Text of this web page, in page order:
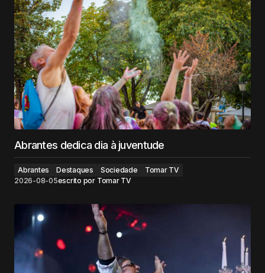
Abrantes dedica dia à juventude
Abrantes Destaques Sociedade
Tomar TV
2026-08-05escrito por Tomar TV